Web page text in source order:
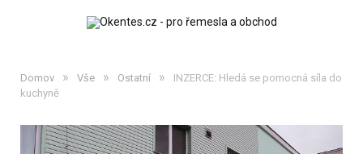
Domov » Vše » Ostatní »
INZERCE: Hledá se pomocná síla do
kuchyně